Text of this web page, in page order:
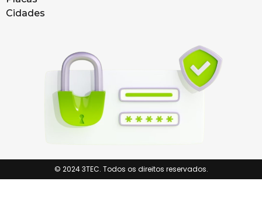
Cidades
© 2024 3TEC. Todos os direitos reservados.